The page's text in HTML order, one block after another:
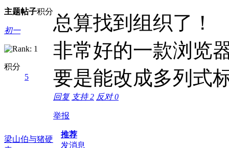
主题帖子积分
初一
积分
5
总算找到组织了！
非常好的一款浏览
要是能改成多列式
回复 支持2 反对0
举报
梁山伯与猪硬
推荐
发消息